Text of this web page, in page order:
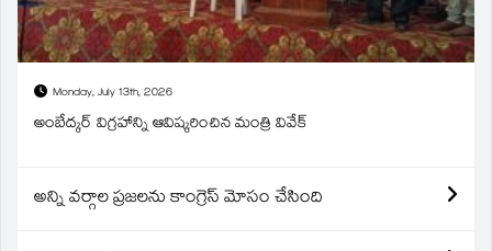
Monday, July 13th, 2026
అంబేద్కర్ విగ్రహాన్ని ఆవిష్కరించిన మంత్రి వివేక్
అన్ని వర్గాల ప్రజలను కాంగ్రెస్ మోసం చేసింది